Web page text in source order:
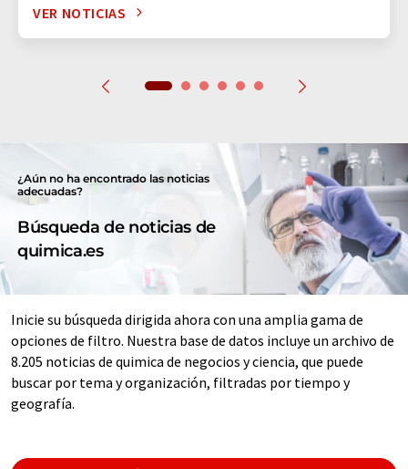
VER NOTICIAS
¿Aún no ha encontrado las noticias
adecuadas?
Búsqueda de noticias de
quimica.es
Inicie su búsqueda dirigida ahora con una amplia gama de
opciones de filtro. Nuestra base de datos incluye un archivo de
8.205 noticias de quimica de negocios y ciencia, que puede
buscar por tema y organización, filtradas por tiempo y
geografía.